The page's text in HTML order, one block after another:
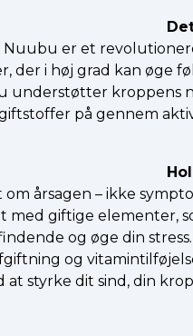
Nuubu er et
der i høj grad kan øge
understøtter kroppens
på gennem
om årsagen – ikke
med giftige elementer,
og øge din stress.
og
styrke dit sind, din